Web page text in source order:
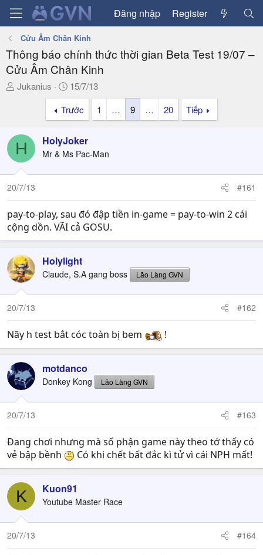
Đăng nhập Register
Cửu Âm Chân Kinh
Thông báo chính thức thời gian Beta Test 19/07 –
Cửu Âm Chân Kinh
T
a
d
s
t
a
e
r
Jukanius
N
g
à
y
ử
i
15/7/13
Trước
1 … 9 … 20 Tiếp
H HolyJoker
Mr & Ms Pac-Man
20/7/13 #161
pay-to-play, sau đó đập tiền in-game = pay-to-win 2 cái
cộng dồn. VÃI cả GOSU.
Holylight
Claude, S.A gang boss Lão Làng GVN
20/7/13 #162
Nãy h test bắt cóc toàn bị bem !
motdanco
Donkey Kong Lão Làng GVN
20/7/13 #163
Đang chơi nhưng mà số phận game này theo tớ thấy có
vẻ bập bềnh
Có khi chết bất đắc kì tử vì cái NPH mất!
K Kuon91
Youtube Master Race
20/7/13 #164